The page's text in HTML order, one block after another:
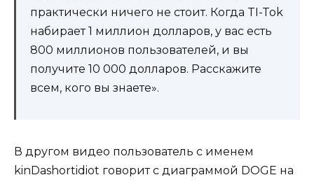
практически ничего не стоит. Когда TI-Tok
набирает 1 миллион долларов, у вас есть
800 миллионов пользователей, и вы
получите 10 000 долларов. Расскажите
всем, кого вы знаете».
В другом видео пользователь с именем
kinDashortidiot говорит с диаграммой DOGE на